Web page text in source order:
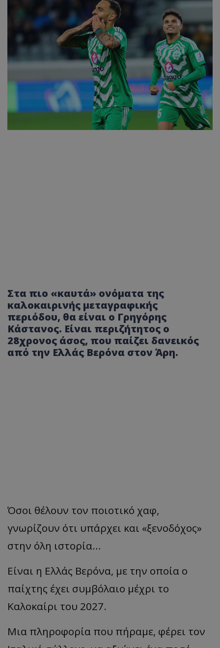
Στα πιο «καυτά» ονόματα της
καλοκαιρινής μεταγραφικής
περιόδου, θα είναι ο Γρηγόρης
Κάστανος. Είναι περιζήτητος ο
28χρονος άσος, που παίζει δανεικός
από την Ελλάς Βερόνα στον Άρη.
Όσοι θέλουν τον ποιοτικό χαφ,
γνωρίζουν ότι υπάρχει και «ξενοδόχος»
στην όλη ιστορία…
Είναι η Ελλάς Βερόνα, με την οποία ο
παίχτης έχει συμβόλαιο μέχρι το
Καλοκαίρι του 2027.
Μια πληροφορία που πήραμε, φέρει τον